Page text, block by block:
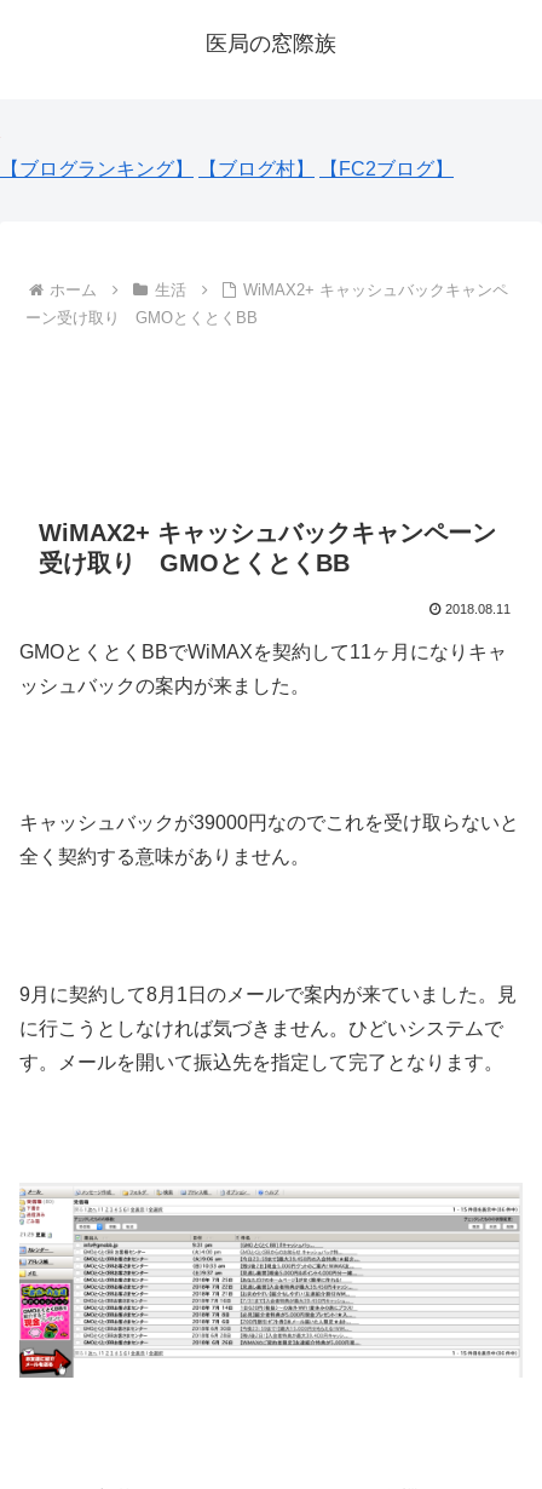
医局の窓際族
【ブログランキング】 【ブログ村】 【FC2ブログ】
ホーム 生活
WiMAX2+ キャッシュバックキャンペ
ーン受け取り GMOとくとくBB
WiMAX2+ キャッシュバックキャンペーン
受け取り GMOとくとくBB
2018.08.11
GMOとくとくBBでWiMAXを契約して11ヶ月になりキャ
ッシュバックの案内が来ました。
キャッシュバックが39000円なのでこれを受け取らないと
全く契約する意味がありません。
9月に契約して8月1日のメールで案内が来ていました。見
に行こうとしなければ気づきません。ひどいシステムで
す。メールを開いて振込先を指定して完了となります。